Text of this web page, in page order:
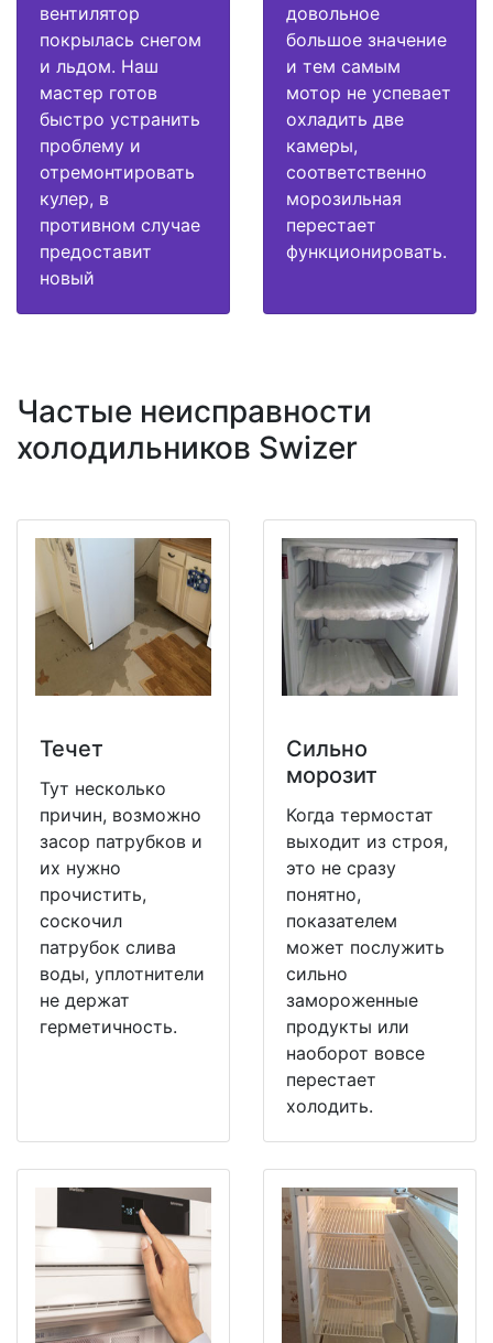
вентилятор
покрылась снегом
и льдом. Наш
мастер готов
быстро устранить
проблему и
отремонтировать
кулер, в
противном случае
предоставит
новый
довольное
большое значение
и тем самым
мотор не успевает
охладить две
камеры,
соответственно
морозильная
перестает
функционировать.
Частые неисправности
холодильников Swizer
Течет
Тут несколько
причин, возможно
засор патрубков и
их нужно
прочистить,
соскочил
патрубок слива
воды, уплотнители
не держат
герметичность.
Сильно
морозит
Когда термостат
выходит из строя,
это не сразу
понятно,
показателем
может послужить
сильно
замороженные
продукты или
наоборот вовсе
перестает
холодить.